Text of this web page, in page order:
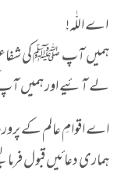
اے اللّٰہ!
ہمیں آپ ﷺ کی
لے آئیے اور ہمیں آپ
اے اقوامِ عالم کے
ہماری دعائیں قبول فرما